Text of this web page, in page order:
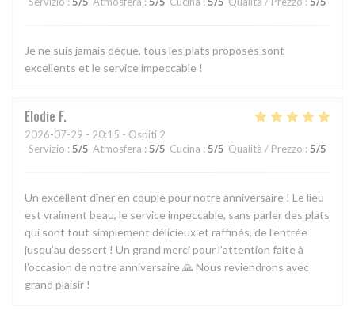
Je ne suis jamais déçue, tous les plats proposés sont
excellents et le service impeccable !
Elodie F
2026-07-29 - 20:15 - Ospiti 2
Servizio : 5/5 Atmosfera : 5/5 Cucina : 5/5 Qualità / Prezzo : 5/5
Un excellent dîner en couple pour notre anniversaire ! Le lieu
est vraiment beau, le service impeccable, sans parler des plats
qui sont tout simplement délicieux et raffinés, de l’entrée
jusqu’au dessert ! Un grand merci pour l’attention faite à
l’occasion de notre anniversaire 🙏 Nous reviendrons avec
grand plaisir !